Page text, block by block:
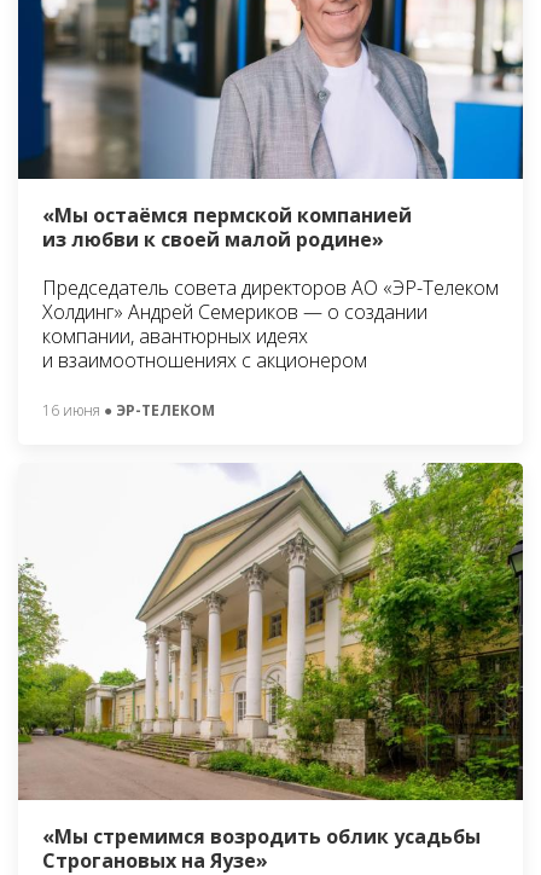
«Мы остаёмся пермской компанией
из любви к своей малой родине»
Председатель совета директоров АО «ЭР-Телеком
Холдинг» Андрей Семериков — о создании
компании, авантюрных идеях
и взаимоотношениях с акционером
16 июня ● ЭР-ТЕЛЕКОМ
«Мы стремимся возродить облик усадьбы
Строгановых на Яузе»